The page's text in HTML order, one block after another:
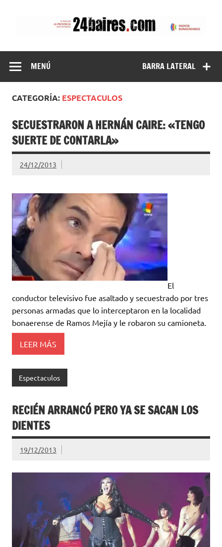
BARRA LATERAL
MENÚ
CATEGORÍA: ESPECTACULOS
SECUESTRARON A HERNÁN CAIRE: «TENGO
SUERTE DE CONTARLA»
24/12/2013
El
conductor televisivo fue asaltado y secuestrado por tres
personas armadas que lo interceptaron en la localidad
bonaerense de Ramos Mejía y le robaron su camioneta.
LEER MÁS
Espectaculos
RECIÉN ARRANCÓ PERO YA SE SACAN LOS
DIENTES
19/12/2013